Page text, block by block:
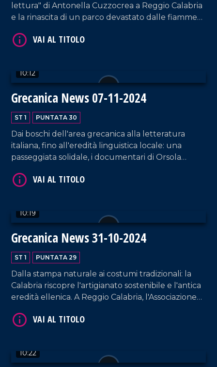
lettura" di Antonella Cuzzocrea a Reggio Calabria
e la rinascita di un parco devastato dalle fiamme
10:12
Grecanica News 07-11-2024
ST 1 PUNTATA 30
Dai boschi dell'area grecanica alla letteratura
italiana, fino all'eredità linguistica locale: una
passeggiata solidale, i documentari di Orsola
memoria, cultura e tradizione.
10:19
Grecanica News 31-10-2024
ST 1 PUNTATA 29
Dalla stampa naturale ai costumi tradizionali: la
Calabria riscopre l'artigianato sostenibile e l'antica
eredità ellenica. A Reggio Calabria, l'Associazione
10:22
VAI AL TITOLO